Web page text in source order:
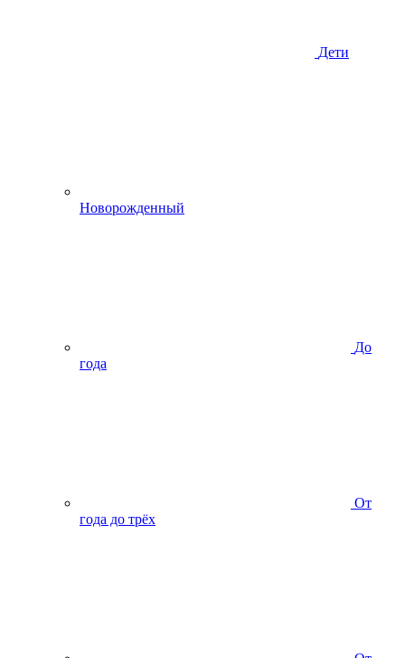
Дети
Новорожденный
До
года
От
года до трёх